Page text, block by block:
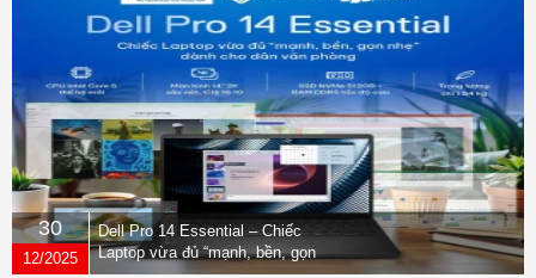
30
12/2025
Dell Pro 14 Essential – Chiếc
Laptop vừa đủ “mạnh, bền, gọn
nhẹ” dành cho dân văn phòng